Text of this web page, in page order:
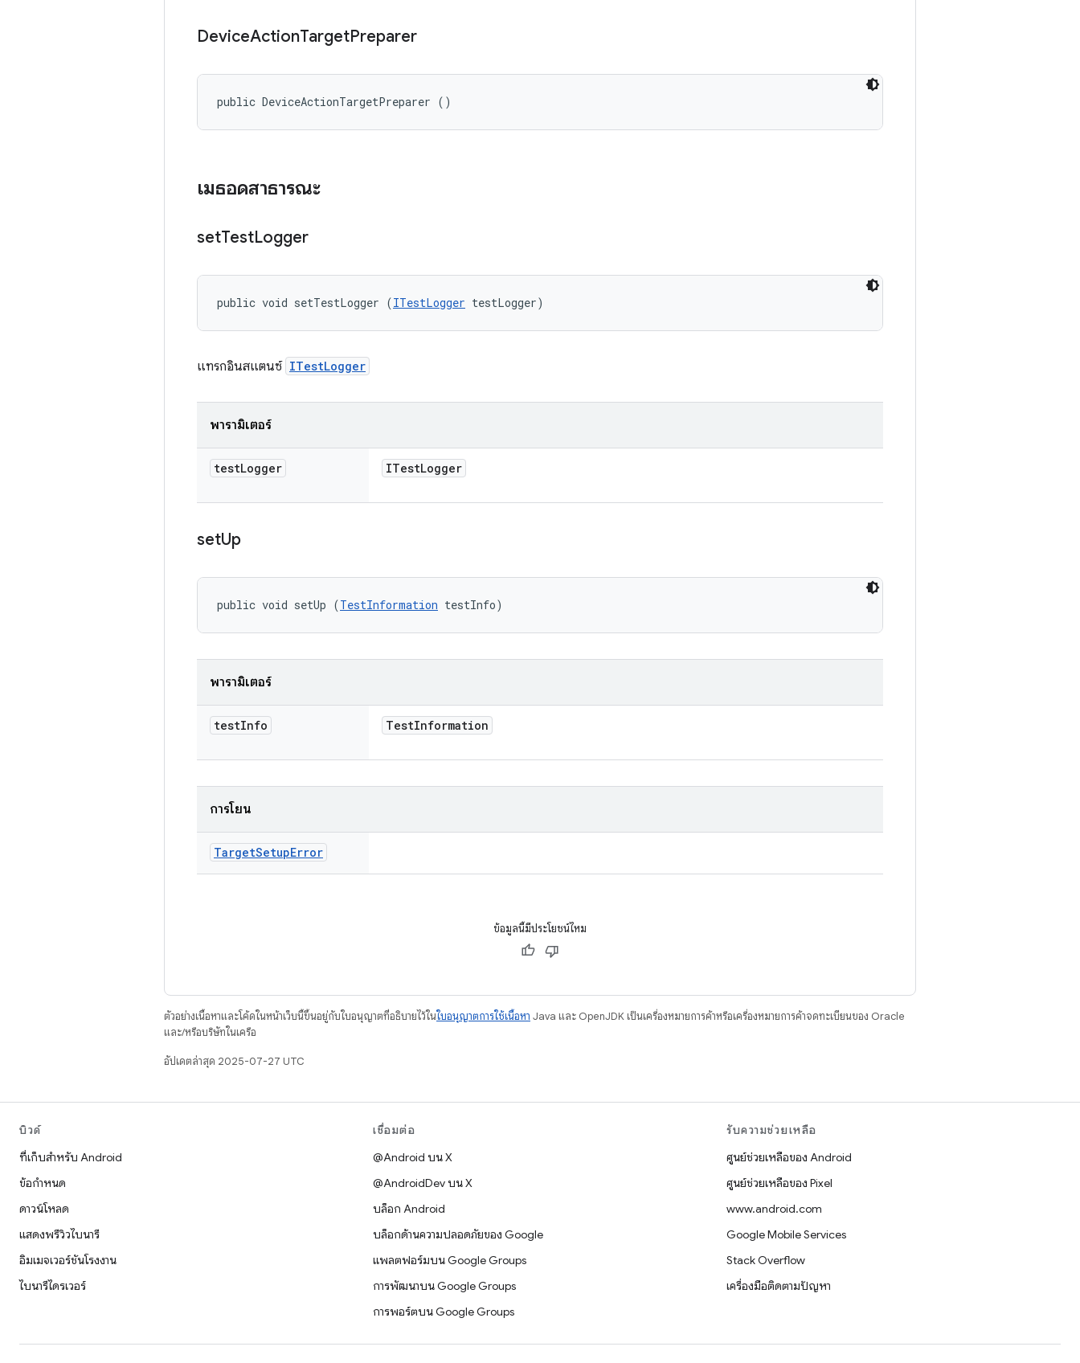
DeviceActionTargetPreparer
public DeviceActionTargetPreparer ()
เมธอดสาธารณะ
setTestLogger
public void setTestLogger (ITestLogger testLogger)
แทรกอินสแตนซ์ ITestLogger
พารามิเตอร์
testLogger ITestLogger
setUp
public void setUp (TestInformation testInfo)
พารามิเตอร์
testInfo TestInformation
การโยน
TargetSetupError
ข้อมูลนี้มีประโยชน์ไหม
ตัวอย่างเนื้อหาและโค้ดในหน้าเว็บนี้ขึ้นอยู่กับใบอนุญาตที่อธิบายไว้ในใบอนุญาตการใช้เนื้อหา Java และ OpenJDK เป็นเครื่องหมายการค้าหรือเครื่องหมายการค้าจดทะเบียนของ Oracle
และ/หรือบริษัทในเครือ
อัปเดตล่าสุด 2025-07-27 UTC
บิวด์
ที่เก็บสำหรับ Android
ข้อกำหนด
ดาวน์โหลด
แสดงพรีวิวไบนารี
อิมเมจเวอร์ชันโรงงาน
ไบนารีไดรเวอร์
เชื่อมต่อ
@Android บน X
@AndroidDev บน X
บล็อก Android
บล็อกด้านความปลอดภัยของ Google
แพลตฟอร์มบน Google Groups
การพัฒนาบน Google Groups
การพอร์ตบน Google Groups
รับความช่วยเหลือ
ศูนย์ช่วยเหลือของ Android
ศูนย์ช่วยเหลือของ Pixel
www.android.com
Google Mobile Services
Stack Overflow
เครื่องมือติดตามปัญหา